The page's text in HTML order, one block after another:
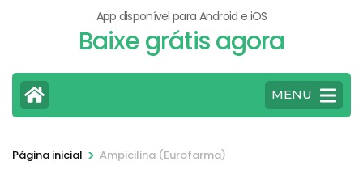
App disponível para Android e iOS
Baixe grátis agora
MENU
Página inicial > Ampicilina (Eurofarma)